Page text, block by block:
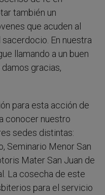
también un
que acuden al
En nuestra
llamando a un buen
gracias,
para esta acción de
conocer nuestro
sedes distintas:
Seminario Menor San
Mater San Juan de
La cosecha de este
para el servicio